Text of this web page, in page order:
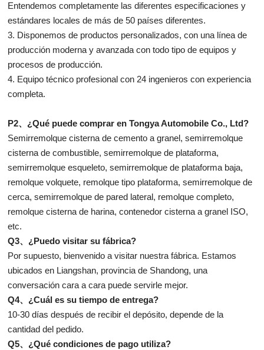
Entendemos completamente las diferentes especificaciones y
estándares locales de más de 50 países diferentes.
3. Disponemos de productos personalizados, con una línea de
producción moderna y avanzada con todo tipo de equipos y
procesos de producción.
4. Equipo técnico profesional con 24 ingenieros con experiencia
completa.
P2、¿Qué puede comprar en Tongya Automobile Co., Ltd?
Semirremolque cisterna de cemento a granel, semirremolque
cisterna de combustible, semirremolque de plataforma,
semirremolque esqueleto, semirremolque de plataforma baja,
remolque volquete, remolque tipo plataforma, semirremolque de
cerca, semirremolque de pared lateral, remolque completo,
remolque cisterna de harina, contenedor cisterna a granel ISO,
etc.
Q3、¿Puedo visitar su fábrica?
Por supuesto, bienvenido a visitar nuestra fábrica. Estamos
ubicados en Liangshan, provincia de Shandong, una
conversación cara a cara puede servirle mejor.
Q4、¿Cuál es su tiempo de entrega?
10-30 días después de recibir el depósito, depende de la
cantidad del pedido.
Q5、¿Qué condiciones de pago utiliza?